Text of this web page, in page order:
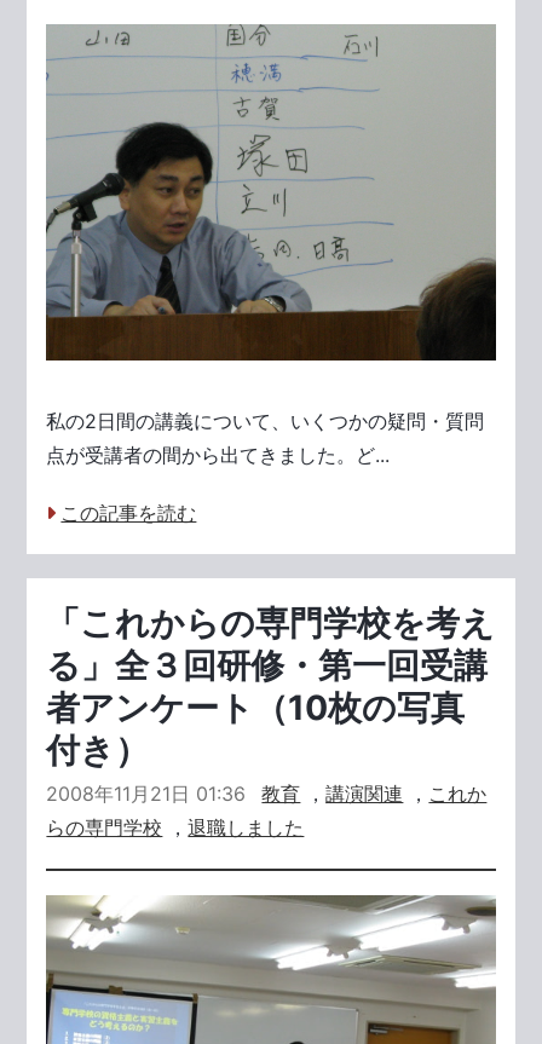
私の2日間の講義について、いくつかの疑問・質問
点が受講者の間から出てきました。ど...
この記事を読む
「これからの専門学校を考え
る」全３回研修・第一回受講
者アンケート（10枚の写真
付き）
2008年11月21日 01:36 教育 ，講演関連 ， これか
らの専門学校 ，退職しました